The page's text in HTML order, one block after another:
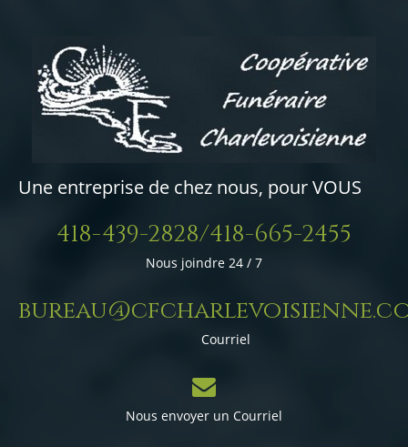
Une entreprise de chez nous, pour VOUS
418-439-2828/418-665-2455
Nous joindre 24 / 7
Courriel
Nous envoyer un Courriel